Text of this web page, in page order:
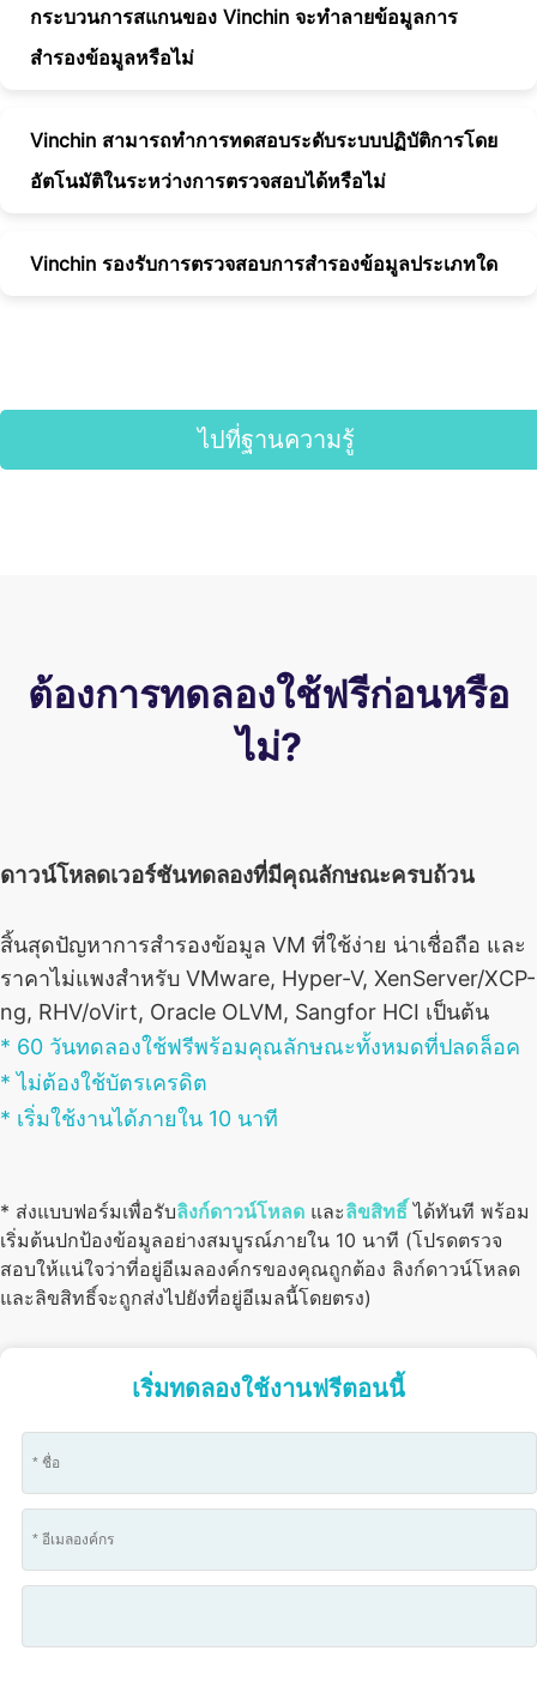
กระบวนการสแกนของ Vinchin จะทำลายข้อมูลการ
สำรองข้อมูลหรือไม่
Vinchin สามารถทำการทดสอบระดับระบบปฏิบัติการโดย
อัตโนมัติในระหว่างการตรวจสอบได้หรือไม่
Vinchin รองรับการตรวจสอบการสำรองข้อมูลประเภทใด
ไปที่ฐานความรู้
ต้องการทดลองใช้ฟรีก่อนหรือ
ไม่?
ดาวน์โหลดเวอร์ชันทดลองที่มีคุณลักษณะครบถ้วน
สิ้นสุดปัญหาการสำรองข้อมูล VM ที่ใช้ง่าย น่าเชื่อถือ และ
ราคาไม่แพงสำหรับ VMware, Hyper-V, XenServer/XCP-
ng, RHV/oVirt, Oracle OLVM, Sangfor HCI เป็นต้น
* 60 วันทดลองใช้ฟรีพร้อมคุณลักษณะทั้งหมดที่ปลดล็อค
* ไม่ต้องใช้บัตรเครดิต
* เริ่มใช้งานได้ภายใน 10 นาที
* ส่งแบบฟอร์มเพื่อรับลิงก์ดาวน์โหลด และลิขสิทธิ์ ได้ทันที พร้อม
เริ่มต้นปกป้องข้อมูลอย่างสมบูรณ์ภายใน 10 นาที (โปรดตรวจ
สอบให้แน่ใจว่าที่อยู่อีเมลองค์กรของคุณถูกต้อง ลิงก์ดาวน์โหลด
และลิขสิทธิ์จะถูกส่งไปยังที่อยู่อีเมลนี้โดยตรง)
เริ่มทดลองใช้งานฟรีตอนนี้